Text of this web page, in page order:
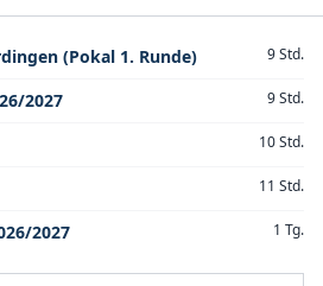
(Pokal 1. Runde) 9 Std.
2027 9 Std.
10 Std.
11 Std.
2027 1 Tg.